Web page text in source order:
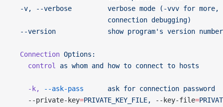
-v, --verbose         verbose mode (-vvv for more,
                        connection debugging)
  --version             show program's
version number
  Connection
Options:
    control
as whom and how to connect to hosts
    -k,
--ask-pass
      ask
for connection password
    --private-key
=PRIVATE_KEY_FILE, --key-file=